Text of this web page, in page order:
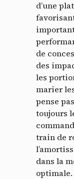
d’une
de
des
les
marier
pense
toujours
train de
dans la
optimale.